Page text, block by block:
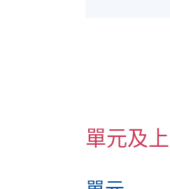
單元及